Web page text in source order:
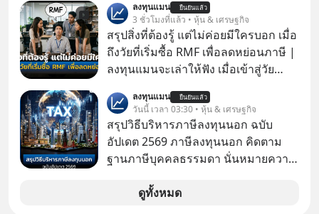
ลงทุนแมน ยืนยันแล้ว
3 ชั่วโมงที่แล้ว • หุ้น & เศรษฐกิจ
สรุปสิ่งที่ต้องรู้ แต่ไม่ค่อยมีใครบอก เมื่อ
ถึงวัยที่เริ่มซื้อ RMF เพื่อลดหย่อนภาษี |
ลงทุนแมนจะเล่าให้ฟัง เมื่อเข้าสู่วัย
ภาษี หลายคนมักได้รับคำแนะนำให้
ลงทุนใน RMF เพราะนอกจากจะช่วยลด
หย่อนภาษีได้แล้ว ยังเป็นโอกาสในการ
สร้างความมั่งคั่งระยะยาว แต่น้อยคน
นักที่จะลงลึกว่า ถ้าลงทุนใน RMF ควรรู้
อะไรบ้าง ควรดู ตรงไหน ทำอย่างไร ถึง
จะดีกับเรา แล้วเราควรรู้ข้อมูลอะไร
ลงทุนแมน ยืนยันแล้ว
วันนี้ เวลา 03:30 • หุ้น & เศรษฐกิจ
สรุปวิธีบริหารภาษีลงทุนนอก ฉบับ
อัปเดต 2569 ภาษีลงทุนนอก คิดตาม
ฐานภาษีบุคคลธรรมดา นั่นหมายความ
ดูทั้งหมด